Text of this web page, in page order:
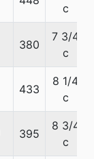
c
380
7 3/4
c
433
8 1/4
c
395
8 3/4
c